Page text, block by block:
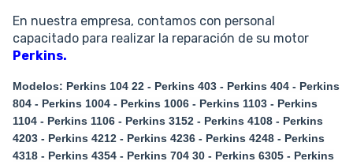
En nuestra empresa, contamos con personal
capacitado para realizar la reparación de su motor
Perkins.
Modelos: Perkins 104 22 - Perkins 403 - Perkins 404 - Perkins
804 - Perkins 1004 - Perkins 1006 - Perkins 1103 - Perkins
1104 - Perkins 1106 - Perkins 3152 - Perkins 4108 - Perkins
4203 - Perkins 4212 - Perkins 4236 - Perkins 4248 - Perkins
4318 - Perkins 4354 - Perkins 704 30 - Perkins 6305 - Perkins